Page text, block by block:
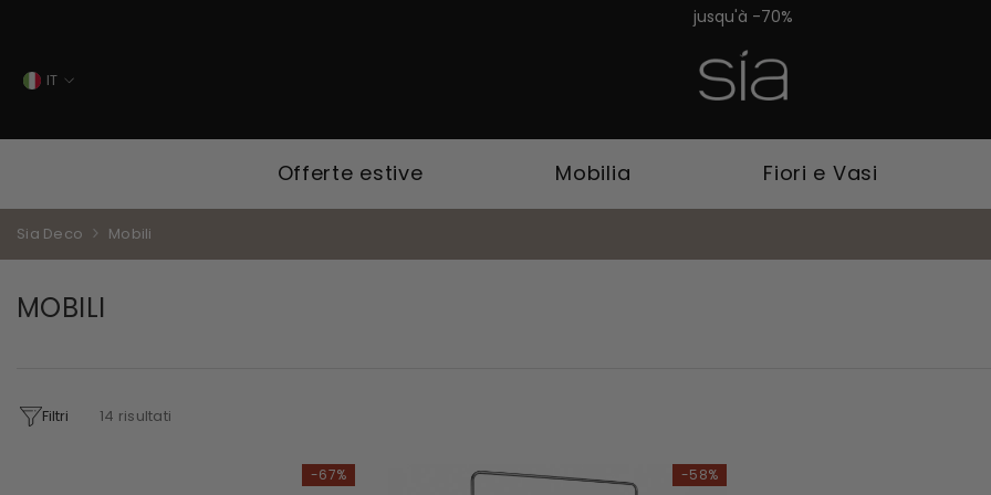
Les Promos d'été c'est
IT
ES
EN
Offerte estive Mobilia Fiori e Vasi
Sia Deco Mobili
MOBILI
Filtri 14 risultati
-67% -58%